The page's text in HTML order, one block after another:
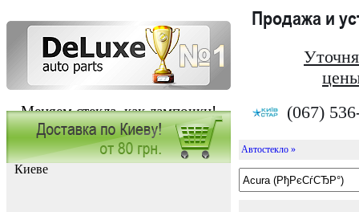
Меняем стекла, как лампочки!
Продажа и
(067)
Заказать установку автостекла в
Киеве
Автостекло »